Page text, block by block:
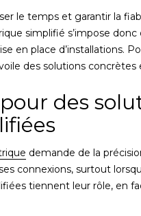
le temps et garantir la
simplifié s’impose
en place d’installations.
des solutions concrètes
pour des
demande de la
connexions, surtout
tiennent leur rôle, en